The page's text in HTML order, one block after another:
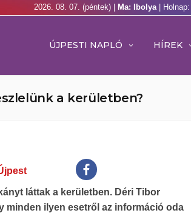
2026. 08. 07. (péntek) | Ma: Ibolya |
ÚJPESTI NAPLÓ HÍREK
a kerületben?
láttak a kerületben. Déri Tibor
minden ilyen esetről az információ oda